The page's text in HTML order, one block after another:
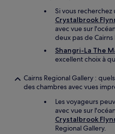
Si vous
Crystalbrook
avec vue sur
deux pas de Cairns
Shangri-La The
excellent choix à
Cairns Regional Gallery :
des chambres avec vues
Les voyageurs
avec vue sur
Crystalbrook
Regional Gallery.